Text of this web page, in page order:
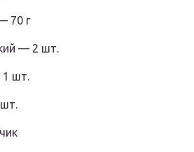
70 г
— 2 шт.
1 шт.